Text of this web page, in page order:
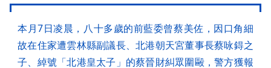
本月7日凌晨，八十多歲的前藍委曾蔡美佐，因口角細
故在住家遭雲林縣副議長、北港朝天宮董事長蔡咏鍀之
子、綽號「北港皇太子」的蔡晉財糾眾圍毆，警方獲報